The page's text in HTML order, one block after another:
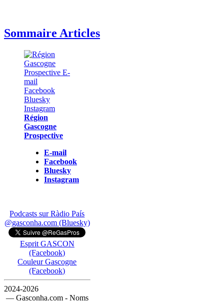
Sommaire Articles
Région
Gascogne
Prospective
E-mail
Facebook
Bluesky
Instagram
Podcasts sur Ràdio País
@gasconha.com (Bluesky)
Esprit GASCON
(Facebook)
Couleur Gascogne
(Facebook)
2024-2026
— Gasconha.com - Noms